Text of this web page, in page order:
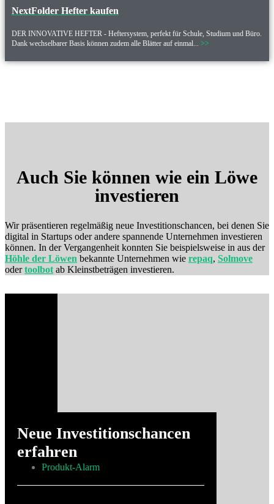
NextFolder Hefter kaufen
DER INNOVATIVE HEFTER - Heftersystem, perfekt für Schule, Studium und Büro.
Dank wechselbarer Basis können zudem alle Blätter auf einmal... >>
Auch Sie können wie ein Löwe
investieren
Wir präsentieren regelmäßig neue Investitionschancen, bei denen Sie
digital in Startups oder andere spannende Unternehmen investieren
können. In der Vergangenheit konnten Sie beispielsweise in aus der
Höhle der Löwen bekannte Unternehmen wie repaq, Solmove
odertoolbot ab Kleinstbeträgen investieren.
Neue Investitionschancen
erfahren
Produkt-Alarm